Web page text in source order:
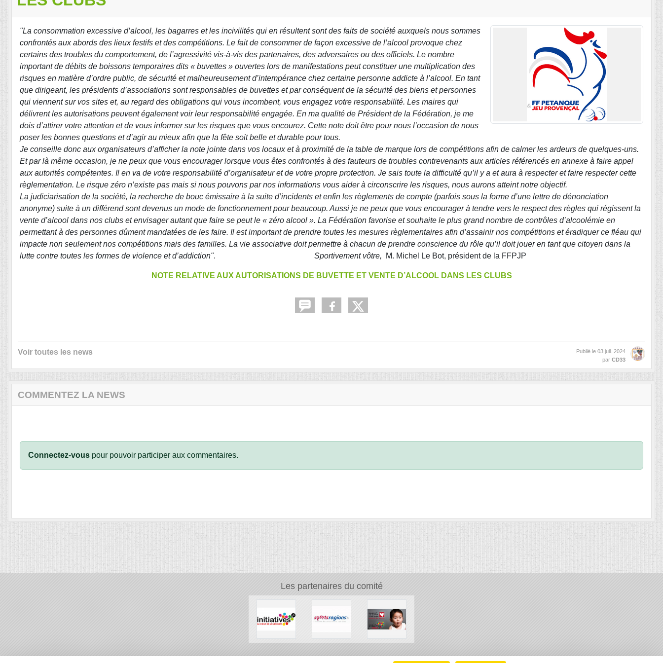
"La consommation excessive d’alcool, les bagarres et les incivilités qui en résultent sont des faits de société auxquels nous sommes
confrontés aux abords des lieux festifs et des compétitions. Le fait de consommer de façon excessive de l’alcool provoque chez
certains des troubles du comportement, de l’agressivité vis-à-vis des partenaires, des adversaires ou des officiels. Le nombre
important de débits de boissons temporaires dits « buvettes » ouvertes lors de manifestations peut constituer une multiplication des
risques en matière d’ordre public, de sécurité et malheureusement d’intempérance chez certaine personne addicte à l’alcool. En tant
que dirigeant, les présidents d’associations sont responsables de buvettes et par conséquent de la sécurité des biens et personnes
qui viennent sur vos sites et, au regard des obligations qui vous incombent, vous engagez votre responsabilité. Les maires qui
délivrent les autorisations peuvent également voir leur responsabilité engagée. En ma qualité de Président de la Fédération, je me
dois d’attirer votre attention et de vous informer sur les risques que vous encourez. Cette note doit être pour nous l’occasion de nous
poser les bonnes questions et d’agir au mieux afin que la fête soit belle et durable pour tous.
Je conseille donc aux organisateurs d’afficher la note jointe dans vos locaux et à proximité de la table de marque lors de compétitions afin de calmer les ardeurs de quelques-uns.
Et par là même occasion, je ne peux que vous encourager lorsque vous êtes confrontés à des fauteurs de troubles contrevenants aux articles référencés en annexe à faire appel
aux autorités compétentes. Il en va de votre responsabilité d’organisateur et de votre propre protection. Je sais toute la difficulté qu’il y a et aura à respecter et faire respecter cette
règlementation. Le risque zéro n’existe pas mais si nous pouvons par nos informations vous aider à circonscrire les risques, nous aurons atteint notre objectif.
La judiciarisation de la société, la recherche de bouc émissaire à la suite d’incidents et enfin les règlements de compte (parfois sous la forme d’une lettre de dénonciation
anonyme) suite à un différend sont devenus un mode de fonctionnement pour beaucoup. Aussi je ne peux que vous encourager à tendre vers le respect des règles qui régissent la
vente d’alcool dans nos clubs et envisager autant que faire se peut le « zéro alcool ». La Fédération favorise et souhaite le plus grand nombre de contrôles d’alcoolémie en
permettant à des personnes dûment mandatées de les faire. Il est important de prendre toutes les mesures règlementaires afin d’assainir nos compétitions et éradiquer ce fléau qui
impacte non seulement nos compétitions mais des familles. La vie associative doit permettre à chacun de prendre conscience du rôle qu’il doit jouer en tant que citoyen dans la
lutte contre toutes les formes de violence et d’addiction". Sportivement vôtre, M. Michel Le Bot, président de la FFPJP
NOTE RELATIVE AUX AUTORISATIONS DE BUVETTE ET VENTE D’ALCOOL DANS LES CLUBS
Voir toutes les news Publié le 03 juil. 2024
par CD33
COMMENTEZ LA NEWS
Connectez-vous pour pouvoir participer aux commentaires.
Les partenaires du comité